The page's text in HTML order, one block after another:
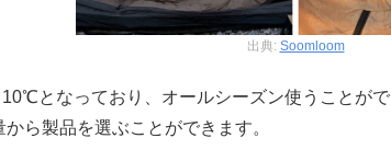
出典: Soomloom
となっており、オールシーズン使うことが
ら製品を選ぶことができます。